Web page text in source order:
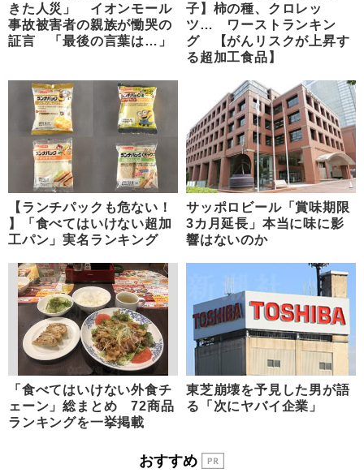
きた人災」 イオンモール
事故被害者の親族が慟哭の
証言 「最後の言葉は…」
子】柿の種、クロレッ
ツ… ワーストランキン
グ 【がんリスクが上昇す
る超加工食品】
【ランチパックも危ない！
】「食べてはいけない超加
工パン」実名ランキング
サッポロビール「賞味期限
3カ月延長」本当に味に影
響はないのか
「食べてはいけない外食チ
ェーン」総まとめ 72商品
ランキングを一挙掲載
東芝崩壊を予見した男が語
る「次にヤバイ企業」
おすすめ